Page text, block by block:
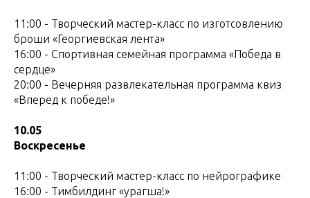
11:00 - Творческий мастер-класс по изготсовлению
броши «Георгиевская лента»
16:00 - Спортивная семейная программа «Победа в
сердце»
20:00 - Вечерняя развлекательная программа квиз
«Вперед к победе!»
10.05
Воскресенье
11:00 - Творческий мастер-класс по нейрографике
16:00 - Тимбилдинг «урагша!»